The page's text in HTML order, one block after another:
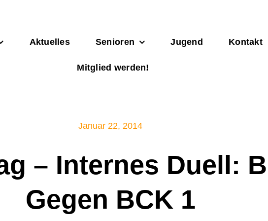
Aktuelles Senioren Jugend Kontakt
Mitglied werden!
Januar 22, 2014
– Internes Duell:
Gegen BCK 1